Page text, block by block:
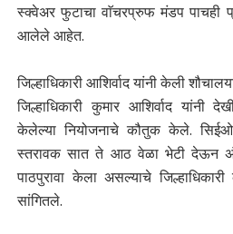
स्क्वेअर फुटाचा वाॅचरप्रुफ मंडप पाचही
आलेले आहेत.
जिल्हाधिकारी आशिर्वाद यांनी केली
जिल्हाधिकारी कुमार आशिर्वाद यांनी
केलेल्या नियोजनाचे कौतुक केले. सिईओ
स्तरावक सात ते आठ वेळा भेटी देऊन
पाठपुरावा केला असल्याचे
सांगितले.